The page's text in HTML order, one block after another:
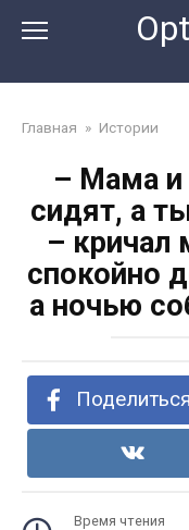
Главная » Истории
– Мама и
сидят, а
– кричал
спокойно
а ночью
Время чтения